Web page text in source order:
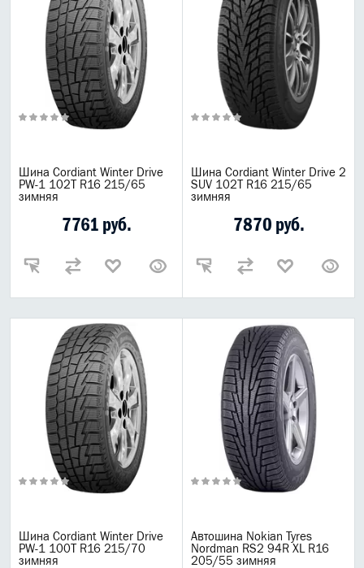
Шины
Летние шины
Зимние шины
Шипованные шины
Nokian
Шина Cordiant Winter Drive
PW-1 102T R16 215/65
зимняя
7761 руб.
Шина Cordiant Winter Drive 2
SUV 102T R16 215/65
зимняя
7870 руб.
Шина Cordiant Winter Drive
PW-1 100T R16 215/70
зимняя
Автошина Nokian Tyres
Nordman RS2 94R XL R16
205/55 зимняя